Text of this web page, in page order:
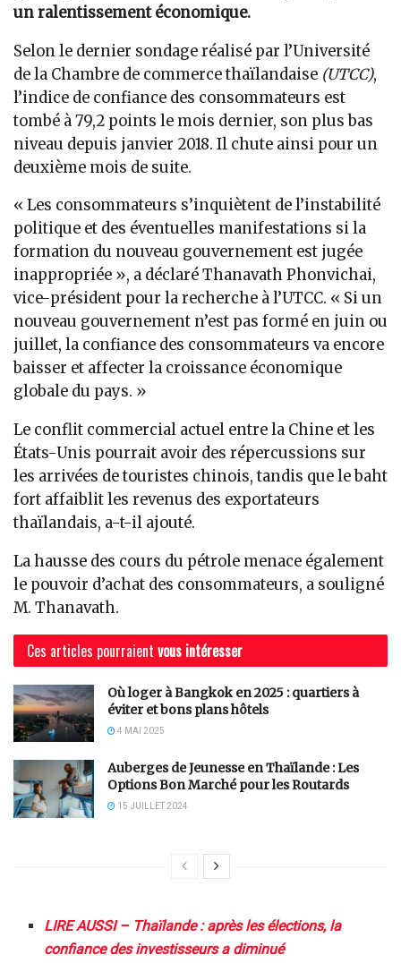
un ralentissement économique.
Selon le dernier sondage réalisé par l’Université
de la Chambre de commerce thaïlandaise (UTCC),
l’indice de confiance des consommateurs est
tombé à 79,2 points le mois dernier, son plus bas
niveau depuis janvier 2018. Il chute ainsi pour un
deuxième mois de suite.
« Les consommateurs s’inquiètent de l’instabilité
politique et des éventuelles manifestations si la
formation du nouveau gouvernement est jugée
inappropriée », a déclaré Thanavath Phonvichai,
vice-président pour la recherche à l’UTCC. « Si un
nouveau gouvernement n’est pas formé en juin ou
juillet, la confiance des consommateurs va encore
baisser et affecter la croissance économique
globale du pays. »
Le conflit commercial actuel entre la Chine et les
États-Unis pourrait avoir des répercussions sur
les arrivées de touristes chinois, tandis que le baht
fort affaiblit les revenus des exportateurs
thaïlandais, a-t-il ajouté.
La hausse des cours du pétrole menace également
le pouvoir d’achat des consommateurs, a souligné
M. Thanavath.
Ces articles pourraient vous intéresser
Où loger à Bangkok en 2025 : quartiers à
éviter et bons plans hôtels
4 MAI 2025
Auberges de Jeunesse en Thaïlande : Les
Options Bon Marché pour les Routards
15 JUILLET 2024
LIRE AUSSI – Thaïlande : après les élections, la
confiance des investisseurs a diminué